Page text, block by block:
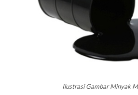
Ilustrasi Gambar Minyak